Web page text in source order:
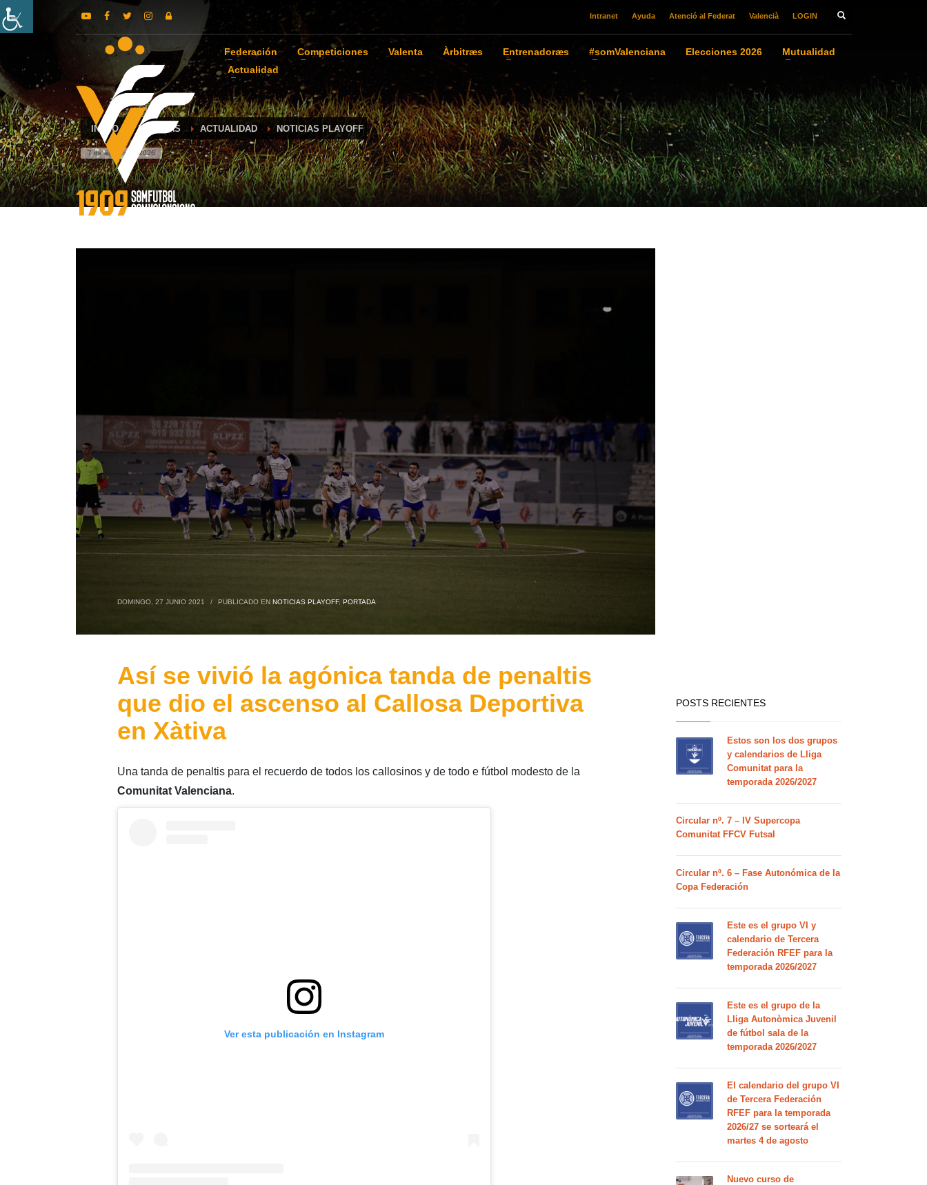
Intranet Ayuda Atenció al Federat Valencià LOGIN
Federación Competiciones Valenta Àrbitræs Entrenadoræs #somValenciana Elecciones 2026
Mutualidad
Actualidad
INICIO NOTICIAS ACTUALIDAD NOTICIAS PLAYOFF
7 de agosto de 2026
DOMINGO, 27 JUNIO 2021 / PUBLICADO EN NOTICIAS PLAYOFF, PORTADA
Así se vivió la agónica tanda de penaltis
que dio el ascenso al Callosa Deportiva
en Xàtiva
Una tanda de penaltis para el recuerdo de todos los callosinos y de todo e fútbol modesto de la
Comunitat Valenciana.
Ver esta publicación en Instagram
POSTS RECIENTES
Estos son los dos grupos
y calendarios de Lliga
Comunitat para la
temporada 2026/2027
Circular nº. 7 – IV Supercopa
Comunitat FFCV Futsal
Circular nº. 6 – Fase Autonómica de la
Copa Federación
Este es el grupo VI y
calendario de Tercera
Federación RFEF para la
temporada 2026/2027
Este es el grupo de la
Lliga Autonòmica Juvenil
de fútbol sala de la
temporada 2026/2027
El calendario del grupo VI
de Tercera Federación
RFEF para la temporada
2026/27 se sorteará el
martes 4 de agosto
Nuevo curso de